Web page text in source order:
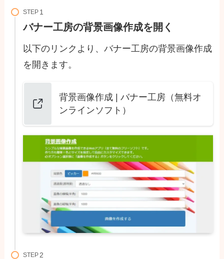
STEP
バナー工房の背景画像作成を開く
以下のリンクより、バナー工房の背景画像作成
を開きます。
背景画像作成 | バナー工房（無料オ
ンラインソフト）
STEP